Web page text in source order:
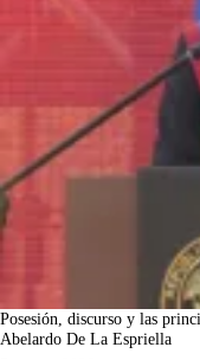
Posesión, discurso y las
Abelardo De La Espriella